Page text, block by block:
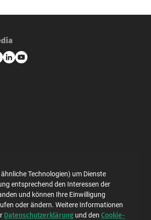
Impressum
Technologien) um Dienste
entsprechend den Interessen der
und können Ihre Einwilligung
oder ändern. Weitere Informationen
Datenschutzerklärung und den Cookie-